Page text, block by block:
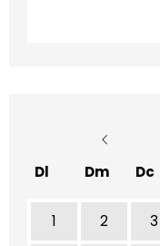
Dl
Dm Dc
1 2 3